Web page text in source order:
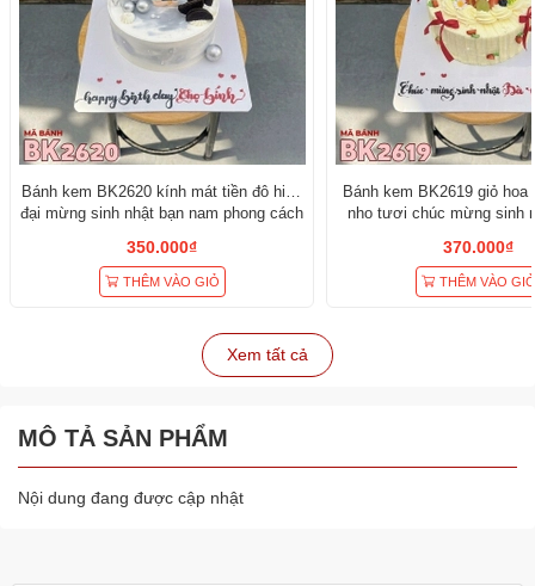
Bánh kem BK2620 kính mát tiền đô hiện
đại mừng sinh nhật bạn nam phong cách
350.000₫
THÊM VÀO GIỎ
Bánh kem BK2619 giỏ hoa
nho tươi chúc mừng sinh
370.000₫
THÊM VÀO GIỎ
Xem tất cả
MÔ TẢ SẢN PHẨM
Nội dung đang được cập nhật